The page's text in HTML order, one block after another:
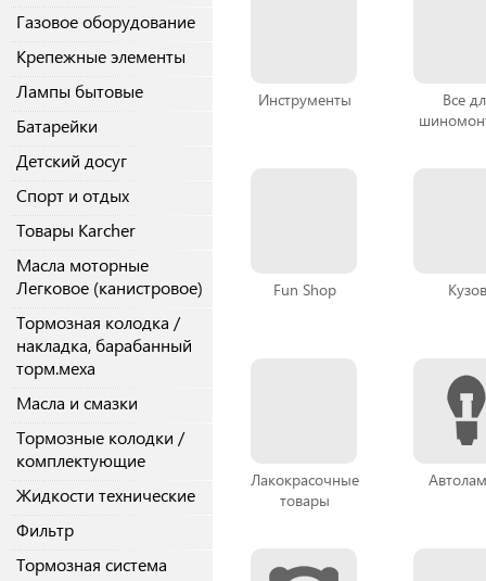
Газовое оборудование
Крепежные элементы
Лампы бытовые
Батарейки
Детский досуг
Спорт и отдых
Товары Karcher
Масла моторные
Легковое (канистровое)
Тормозная колодка /
накладка, барабанный
торм.меха
Масла и смазки
Тормозные колодки /
комплектующие
Жидкости технические
Фильтр
Тормозная система
Инструменты
Все
Fun Shop Кузов
Лакокрасочные
товары